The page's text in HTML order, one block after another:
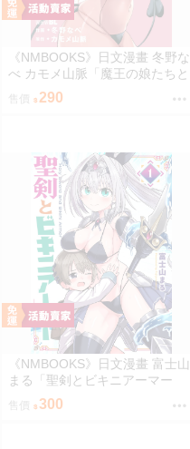
《NMBOOKS》日文漫畫 冬野な
べ カモメ山脈「魔王の娘たちと
まぐわえば強くなれるって本当
ですか？ (8)」
售價 290
《NMBOOKS》日文漫畫 富士山
まる「聖剣とビキニアーマー
售價 300